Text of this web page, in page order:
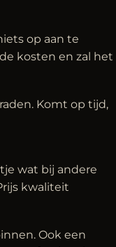
op aan te
kosten en zal het
Komt op tijd,
wat bij andere
kwaliteit
Ook een